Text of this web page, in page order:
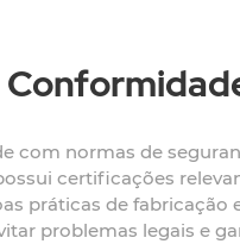
com normas de
certificações
práticas de
problemas legais e